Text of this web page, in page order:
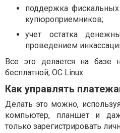
поддержка фискальных
купюроприемников;
учет остатка
проведением
Все это делается на базе
бесплатной, ОС Linux.
Как управлять
Делать это можно,
компьютер, планшет и
только зарегистрировать